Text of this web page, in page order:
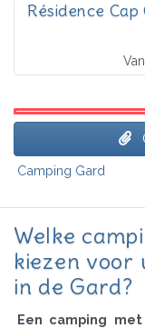
Résidence
Camping Gard
Welke
kiezen voor
in de Gard?
Een camping